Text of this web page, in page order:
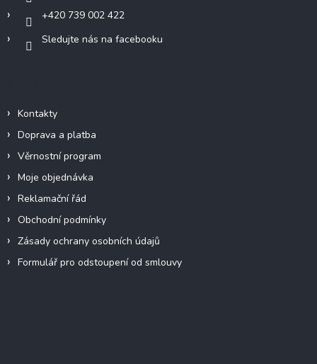
+420 739 002 422
Sledujte nás na facebooku
Kontakty
Doprava a platba
Věrnostní program
Moje objednávka
Reklamační řád
Obchodní podmínky
Zásady ochrany osobních údajů
Formulář pro odstoupení od smlouvy